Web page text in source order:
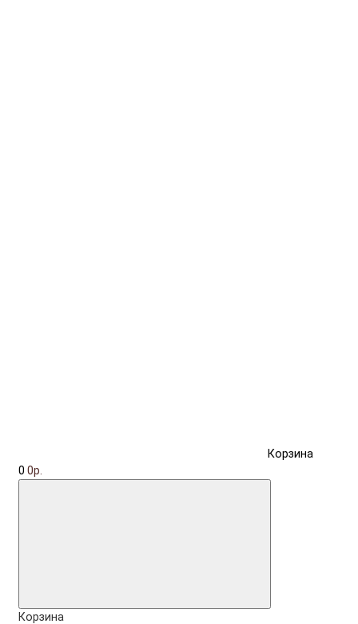
Корзина
0 0р.
Корзина